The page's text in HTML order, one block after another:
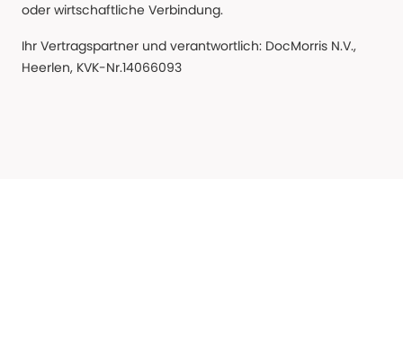
oder wirtschaftliche Verbindung.
Ihr Vertragspartner und verantwortlich: DocMorris N.V.,
Heerlen, KVK-Nr.14066093